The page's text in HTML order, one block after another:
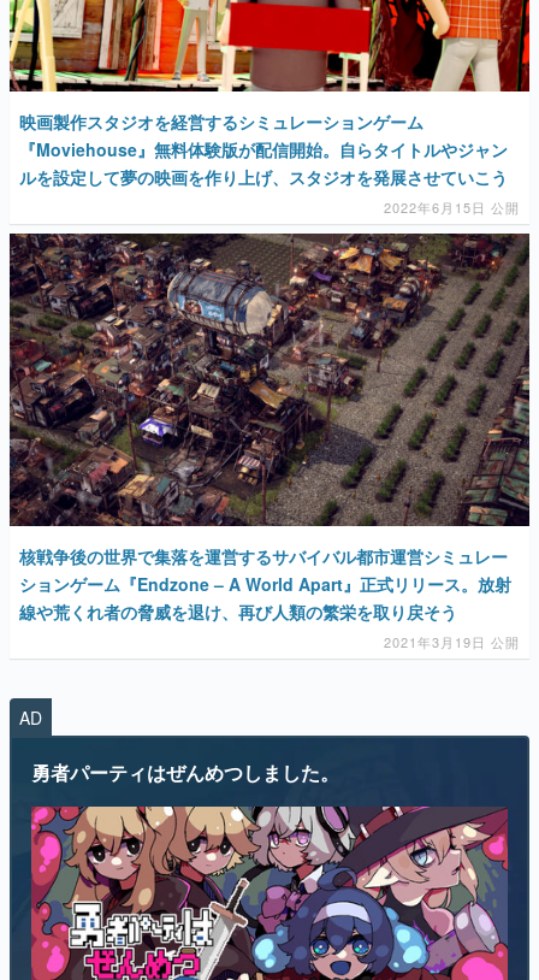
映画製作スタジオを経営するシミュレーションゲーム
『Moviehouse』無料体験版が配信開始。自らタイトルやジャン
ルを設定して夢の映画を作り上げ、スタジオを発展させていこう
2022年6月15日 公開
核戦争後の世界で集落を運営するサバイバル都市運営シミュレー
ションゲーム『Endzone – A World Apart』正式リリース。放射
線や荒くれ者の脅威を退け、再び人類の繁栄を取り戻そう
2021年3月19日 公開
AD
勇者パーティはぜんめつしました。